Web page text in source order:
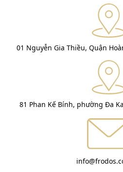
01 Nguyễn Gia Thiều, Quận
81 Phan Kế Bính, phường Đa